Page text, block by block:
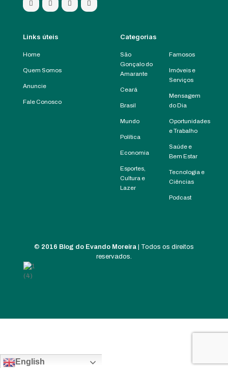
Links úteis
Home
Quem Somos
Anuncie
Fale Conosco
Categorias
São
Gonçalo do
Amarante
Ceará
Brasil
Mundo
Política
Economia
Esportes,
Cultura e
Lazer
Famosos
Imóveis e
Serviços
Mensagem
do Dia
Oportunidades
e Trabalho
Saúde e
Bem Estar
Tecnologia e
Ciências
Podcast
© 2016 Blog do Evando Moreira | Todos os direitos
reservados.
English